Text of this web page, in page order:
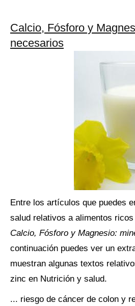
Calcio, Fósforo y
necesarios
Entre los artículos que puedes
salud relativos a alimentos
Calcio, Fósforo y Magnesio:
continuación puedes ver un
muestran algunas textos
zinc en Nutrición y salud.
... riesgo de cáncer de colon y